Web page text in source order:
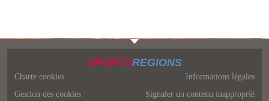
SPORTSREGIONS
Charte cookies
Gestion des cookies
Informations légales
Signaler un contenu inapproprié